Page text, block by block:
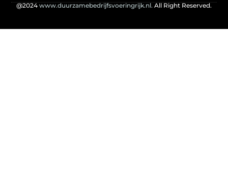
@2024www.duurzamebedrijfsvoeringrijk.nl.All Right Reserved.